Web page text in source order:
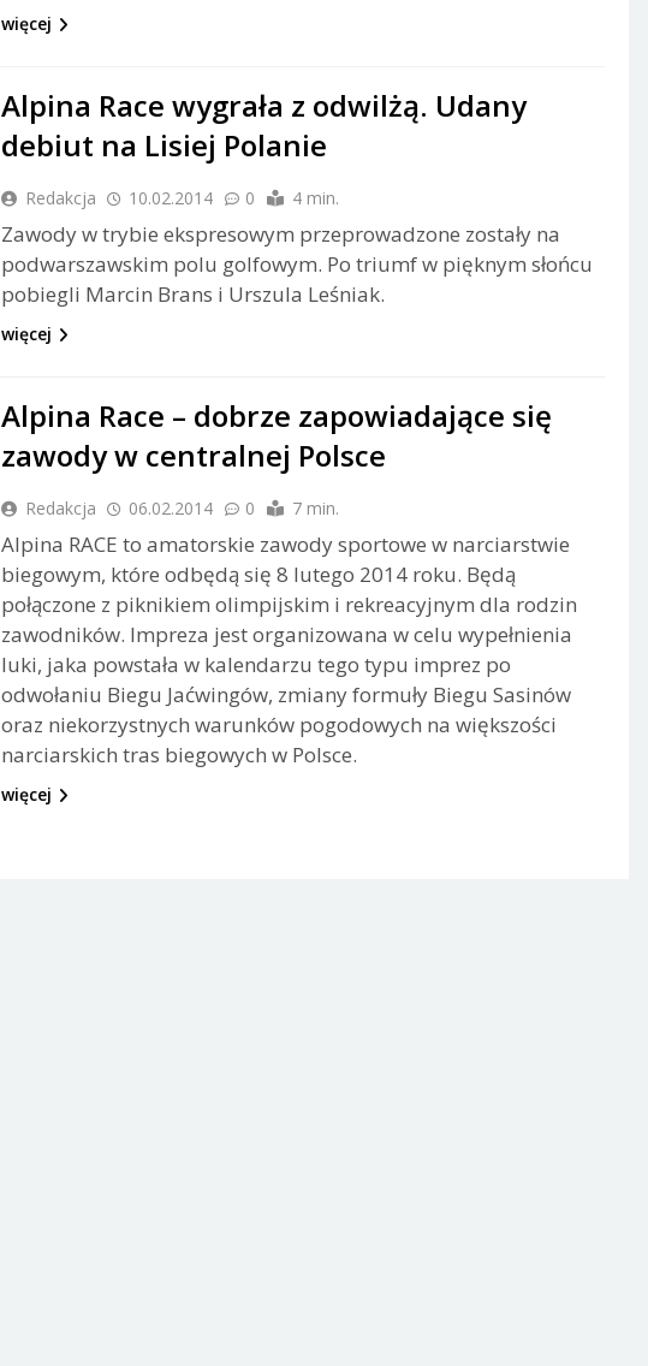
więcej
Alpina Race wygrała z odwilżą. Udany
debiut na Lisiej Polanie
Redakcja 10.02.2014 0 4 min.
Zawody w trybie ekspresowym przeprowadzone zostały na
podwarszawskim polu golfowym. Po triumf w pięknym słońcu
pobiegli Marcin Brans i Urszula Leśniak.
więcej
Alpina Race – dobrze zapowiadające się
zawody w centralnej Polsce
Redakcja 06.02.2014 0 7 min.
Alpina RACE to amatorskie zawody sportowe w narciarstwie
biegowym, które odbędą się 8 lutego 2014 roku. Będą
połączone z piknikiem olimpijskim i rekreacyjnym dla rodzin
zawodników. Impreza jest organizowana w celu wypełnienia
luki, jaka powstała w kalendarzu tego typu imprez po
odwołaniu Biegu Jaćwingów, zmiany formuły Biegu Sasinów
oraz niekorzystnych warunków pogodowych na większości
narciarskich tras biegowych w Polsce.
więcej